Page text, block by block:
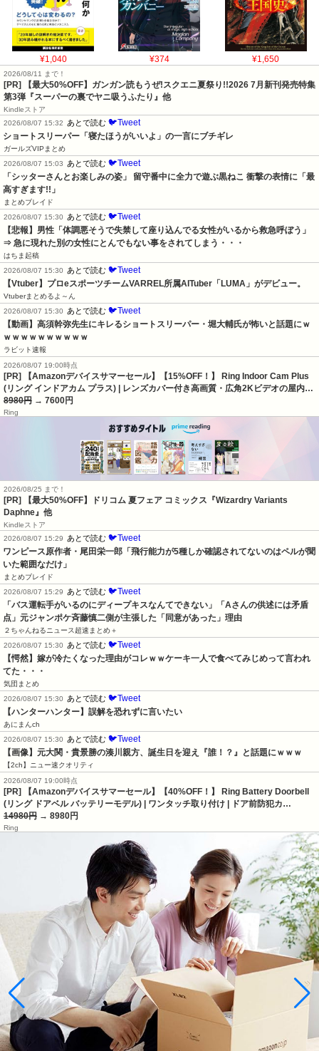
¥1,040 ¥374 ¥1,650
2026/08/11 まで！
[PR] 【最大50%OFF】ガンガン読もうぜ!スクエニ夏祭り!!2026 7月新刊発売特集
第3弾『スーパーの裏でヤニ吸うふたり』他
Kindleストア
2026/08/07 15:32
あとで読む 🐦Tweet
ショートスリーパー「寝たほうがいいよ」の一言にブチギレ
ガールズVIPまとめ
2026/08/07 15:03
あとで読む 🐦Tweet
「シッターさんとお楽しみの姿」 留守番中に全力で遊ぶ黒ねこ 衝撃の表情に「最
高すぎます!!」
まとめブレイド
2026/08/07 15:30
あとで読む 🐦Tweet
【悲報】男性「体調悪そうで失禁して座り込んでる女性がいるから救急呼ぼう」
⇒ 急に現れた別の女性にとんでもない事をされてしまう・・・
はちま起稿
2026/08/07 15:30
あとで読む 🐦Tweet
【Vtuber】プロeスポーツチームVARREL所属AITuber「LUMA」がデビュー。
Vtuberまとめるよ～ん
2026/08/07 15:30
あとで読む 🐦Tweet
【動画】高須幹弥先生にキレるショートスリーパー・堀大輔氏が怖いと話題にｗ
ｗｗｗｗｗｗｗｗｗｗ
ラビット速報
2026/08/07 19:00時点
[PR] 【Amazonデバイスサマーセール】【15%OFF！】 Ring Indoor Cam Plus
(リング インドアカム プラス) | レンズカバー付き高画質・広角2Kビデオの屋内…
8980円 → 7600円
Ring
2026/08/25 まで！
[PR]
【最大50%OFF】ドリコム 夏フェア コミックス『Wizardry Variants
Daphne』他
Kindleストア
2026/08/07 15:29
あとで読む 🐦Tweet
ワンピース原作者・尾田栄一郎「飛行能力が5種しか確認されてないのはペルが聞
いた範囲なだけ」
まとめブレイド
2026/08/07 15:29
あとで読む 🐦Tweet
「バス運転手がいるのにディープキスなんてできない」「Aさんの供述には矛盾
点」元ジャンポケ斉藤慎二側が主張した「同意があった」理由
２ちゃんねるニュース超速まとめ＋
2026/08/07 15:30
あとで読む 🐦Tweet
【愕然】嫁が冷たくなった理由がコレｗｗケーキ一人で食べてみじめって言われ
てた・・・
気団まとめ
2026/08/07 15:30
あとで読む 🐦Tweet
【ハンターハンター】誤解を恐れずに言いたい
あにまんch
2026/08/07 15:30
あとで読む 🐦Tweet
【画像】元大関・貴景勝の湊川親方、誕生日を迎え『誰！？』と話題にｗｗｗ
【2ch】ニュー速クオリティ
2026/08/07 19:00時点
[PR] 【Amazonデバイスサマーセール】【40%OFF！】 Ring Battery Doorbell
(リング ドアベル バッテリーモデル) | ワンタッチ取り付け | ドア前防犯カ…
14980円 → 8980円
Ring